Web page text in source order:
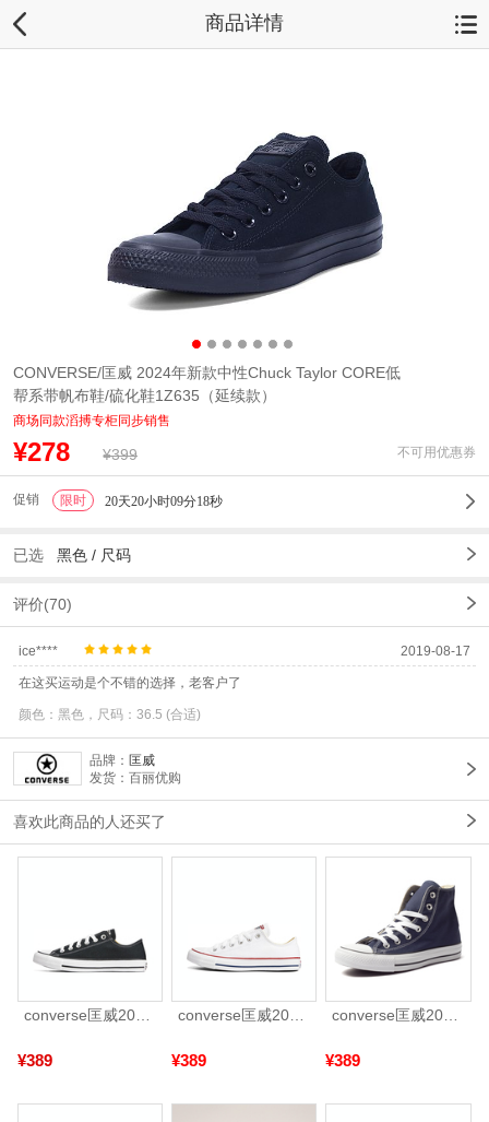
商品详情
CONVERSE/匡威 2024年新款中性Chuck Taylor CORE低
帮系带帆布鞋/硫化鞋1Z635（延续款）
商场同款滔搏专柜同步销售
¥278 ¥399 不可用优惠券
促销 限时 20天20小时09分17秒
已选 黑色 / 尺码
评价(70)
ice**** 2019-08-17
在这买运动是个不错的选择，老客户了
颜色：黑色，尺码：36.5 (合适)
品牌： 匡威
发货：百丽优购
喜欢此商品的人还买了
converse匡威2026年男女Chuck Taylor CORE帆布鞋101001
¥389
converse匡威2026年男女Chuck Taylor CORE帆布鞋101000
¥389
converse匡威2025中性中性-高帮系带-黑Chuck Taylor CORE102307
¥389